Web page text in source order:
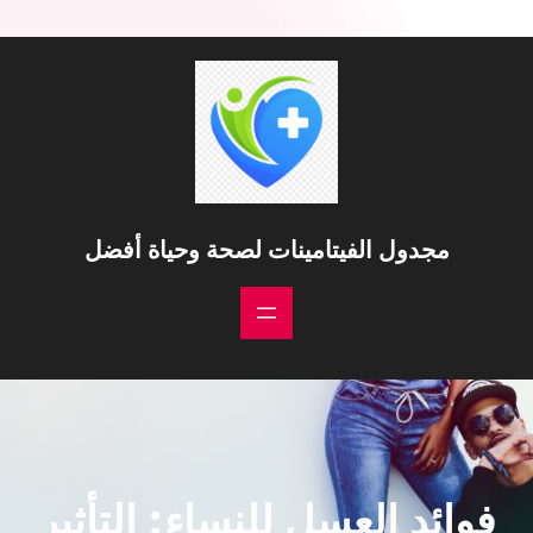
مجدول الفيتامينات لصحة وحياة أفضل
فوائد العسل للنساء: التأثير